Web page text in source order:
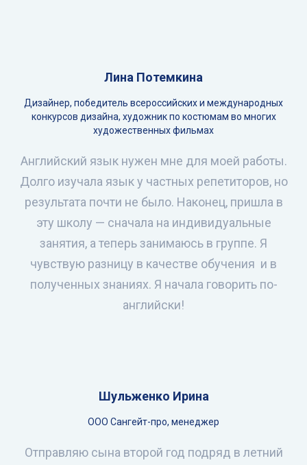
Лина Потемкина
Дизайнер, победитель всероссийских и международных
конкурсов дизайна, художник по костюмам во многих
художественных фильмах
Английский язык нужен мне для моей работы.
Долго изучала язык у частных репетиторов, но
результата почти не было. Наконец, пришла в
эту школу — сначала на индивидуальные
занятия, а теперь занимаюсь в группе. Я
чувствую разницу в качестве обучения и в
полученных знаниях. Я начала говорить по-
английски!
Шульженко Ирина
ООО Сангейт-про, менеджер
Отправляю сына второй год подряд в летний